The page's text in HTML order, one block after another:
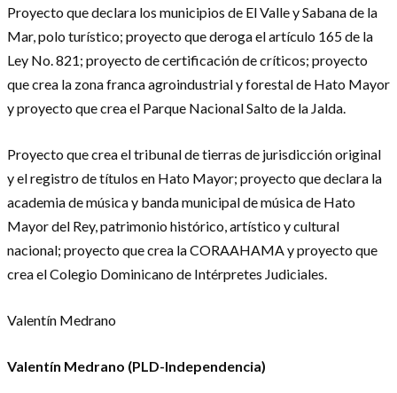
Proyecto que declara los municipios de El Valle y Sabana de la
Mar, polo turístico; proyecto que deroga el artículo 165 de la
Ley No. 821; proyecto de certificación de críticos; proyecto
que crea la zona franca agroindustrial y forestal de Hato Mayor
y proyecto que crea el Parque Nacional Salto de la Jalda.
Proyecto que crea el tribunal de tierras de jurisdicción original
y el registro de títulos en Hato Mayor; proyecto que declara la
academia de música y banda municipal de música de Hato
Mayor del Rey, patrimonio histórico, artístico y cultural
nacional; proyecto que crea la CORAAHAMA y proyecto que
crea el Colegio Dominicano de Intérpretes Judiciales.
Valentín Medrano
Valentín Medrano (PLD-Independencia)